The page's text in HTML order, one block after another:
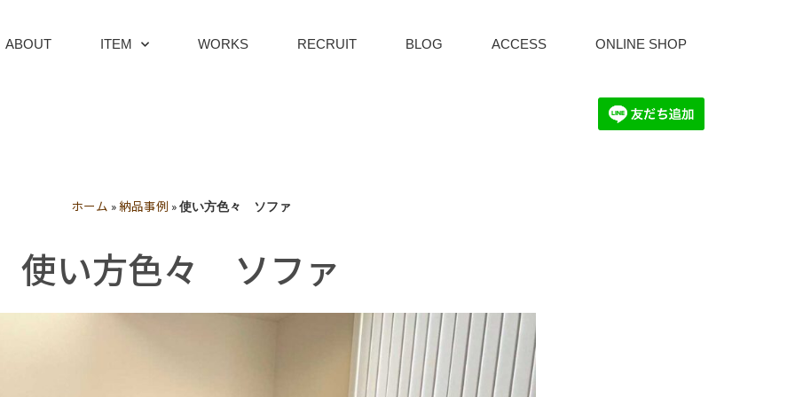
ABOUT ITEM WORKS RECRUIT BLOG ACCESS ONLINE SHOP
ホーム »納品事例 »使い方色々 ソファ
使い方色々 ソファ